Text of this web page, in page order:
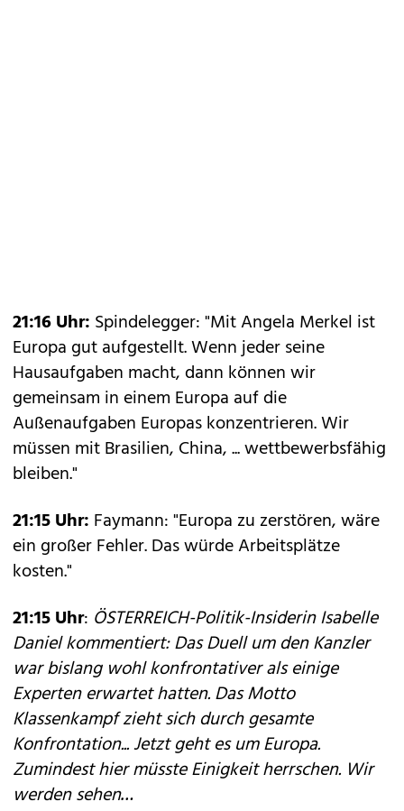
21:16 Uhr: Spindelegger: "Mit Angela Merkel ist
Europa gut aufgestellt. Wenn jeder seine
Hausaufgaben macht, dann können wir
gemeinsam in einem Europa auf die
Außenaufgaben Europas konzentrieren. Wir
müssen mit Brasilien, China, ... wettbewerbsfähig
bleiben."
21:15 Uhr: Faymann: "Europa zu zerstören, wäre
ein großer Fehler. Das würde Arbeitsplätze
kosten."
21:15 Uhr: ÖSTERREICH-Politik-Insiderin Isabelle
Daniel kommentiert: Das Duell um den Kanzler
war bislang wohl konfrontativer als einige
Experten erwartet hatten. Das Motto
Klassenkampf zieht sich durch gesamte
Konfrontation... Jetzt geht es um Europa.
Zumindest hier müsste Einigkeit herrschen. Wir
werden sehen…